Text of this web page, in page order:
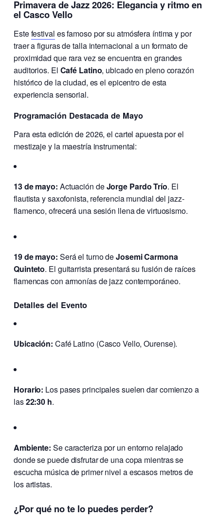
Primavera de Jazz 2026: Elegancia y ritmo en
el Casco Vello
Estefestival es famoso por su atmósfera íntima y por
traer a figuras de talla internacional a un formato de
proximidad que rara vez se encuentra en grandes
auditorios. El Café Latino, ubicado en pleno corazón
histórico de la ciudad, es el epicentro de esta
experiencia sensorial.
Programación Destacada de Mayo
Para esta edición de 2026, el cartel apuesta por el
mestizaje y la maestría instrumental:
13 de mayo: Actuación deJorge Pardo Trío. El
flautista y saxofonista, referencia mundial del jazz-
flamenco, ofrecerá una sesión llena de virtuosismo.
19 de mayo: Será el turno deJosemi Carmona
Quinteto. El guitarrista presentará su fusión de raíces
flamencas con armonías de jazz contemporáneo.
Detalles del Evento
Ubicación: Café Latino (Casco Vello, Ourense).
Horario: Los pases principales suelen dar comienzo a
las22:30 h.
Ambiente: Se caracteriza por un entorno relajado
donde se puede disfrutar de una copa mientras se
escucha música de primer nivel a escasos metros de
los artistas.
¿Por qué no te lo puedes perder?